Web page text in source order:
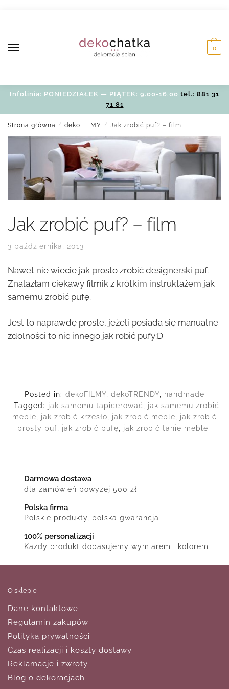
0
Infolinia: PONIEDZIAŁEK — PIĄTEK: 9.00-16.00 tel.: 881 31
71 81
Strona główna / dekoFILMY / Jak zrobić puf? – film
Jak zrobić puf? – film
3 października, 2013
Nawet nie wiecie jak prosto zrobić designerski puf.
Znalazłam ciekawy filmik z krótkim instruktażem jak
samemu zrobić pufę.
Jest to naprawdę proste, jeżeli posiada się manualne
zdolności to nic innego jak robić pufy:D
Posted in: dekoFILMY dekoTRENDY
handmade
Tagged: jak samemu tapicerować
jak samemu zrobić
meble
jak zrobić krzesło jak zrobić meble
jak zrobić
prosty puf
jak zrobić pufę jak zrobić tanie meble
Darmowa dostawa
dla zamówień powyżej 500 zł
Polska firma
Polskie produkty, polska gwarancja
100% personalizacji
Każdy produkt dopasujemy wymiarem i kolorem
O sklepie
Dane kontaktowe
Regulamin zakupów
Polityka prywatności
Czas realizacji i koszty dostawy
Reklamacje i zwroty
Blog o dekoracjach